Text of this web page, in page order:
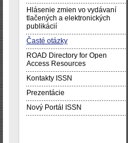
Hlásenie zmien vo vydávaní
tlačených a elektronických
publikácií
Časté otázky
ROAD Directory for Open
Access Resources
Kontakty ISSN
Prezentácie
Nový Portál ISSN